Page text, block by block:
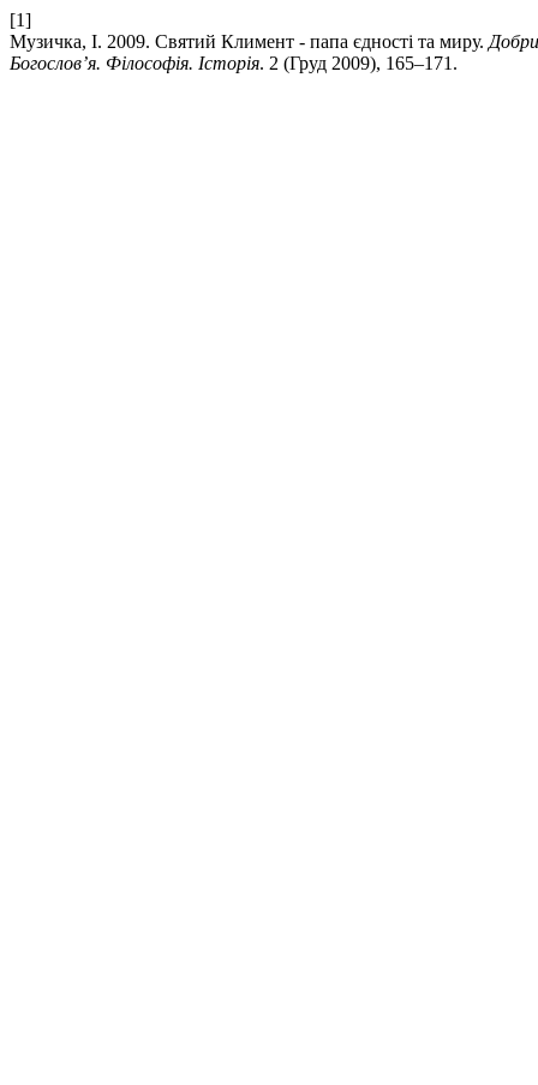
[1]
Музичка, І. 2009. Святий Климент - папа єдності та миру.
Богослов’я. Філософія. Історія. 2 (Груд 2009), 165–171.